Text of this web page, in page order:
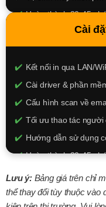
Hoàn thành 30-45
Cài
Kết nối in qua LAN/
Cài driver & phần
Cấu hình scan về
Tối ưu thao tác người
Hướng dẫn sử dụng
Hoàn thành 30-45
Lưu ý:Bảng giá trên chỉ
thể thay đổi tùy thuộc vào